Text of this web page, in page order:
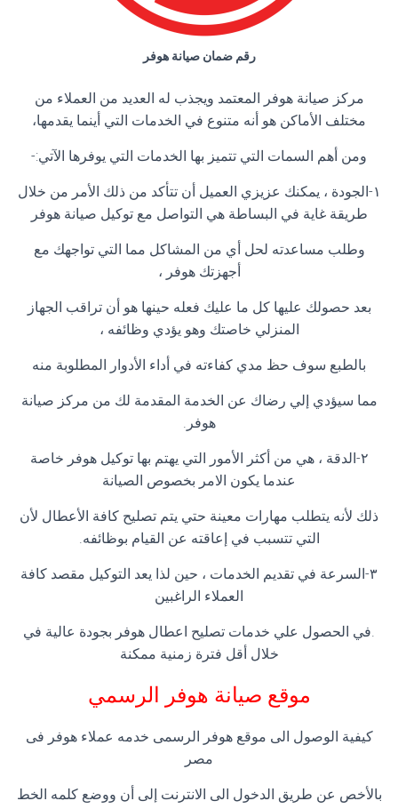
رقم ضمان صيانة هوفر
مركز صيانة هوفر المعتمد ويجذب له العديد من العملاء من
مختلف الأماكن هو أنه متنوع في الخدمات التي أينما يقدمها،
ومن أهم السمات التي تتميز بها الخدمات التي يوفرها الآتي:-
١-الجودة ، يمكنك عزيزي العميل أن تتأكد من ذلك الأمر من خلال
طريقة غاية في البساطة هي التواصل مع توكيل صيانة هوفر
وطلب مساعدته لحل أي من المشاكل مما التي تواجهك مع
أجهزتك هوفر ،
بعد حصولك عليها كل ما عليك فعله حينها هو أن تراقب الجهاز
المنزلي خاصتك وهو يؤدي وظائفه ،
بالطبع سوف حظ مدي كفاءته في أداء الأدوار المطلوبة منه
مما سيؤدي إلي رضاك عن الخدمة المقدمة لك من مركز صيانة
هوفر.
٢-الدقة ، هي من أكثر الأمور التي يهتم بها توكيل هوفر خاصة
عندما يكون الامر بخصوص الصيانة
ذلك لأنه يتطلب مهارات معينة حتي يتم تصليح كافة الأعطال لأن
التي تتسبب في إعاقته عن القيام بوظائفه.
٣-السرعة في تقديم الخدمات ، حين لذا يعد التوكيل مقصد كافة
العملاء الراغبين
.في الحصول علي خدمات تصليح اعطال هوفر بجودة عالية في
خلال أقل فترة زمنية ممكنة
موقع صيانة هوفر الرسمي
كيفية الوصول الى موقع هوفر الرسمى خدمه عملاء هوفر فى
مصر
بالأخص عن طريق الدخول الى الانترنت إلى أن ووضع كلمه الخط